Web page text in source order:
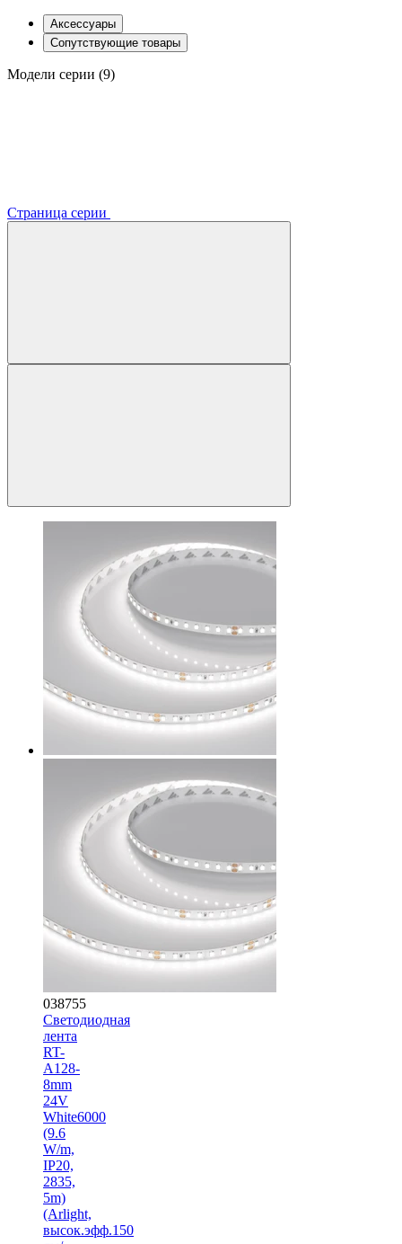
Аксессуары
Сопутствующие товары
Модели серии (9)
Страница серии
038755
Светодиодная
лента
RT-
A128-
8mm
24V
White6000
(9.6
W/m,
IP20,
2835,
5m)
(Arlight,
высок.эфф.150